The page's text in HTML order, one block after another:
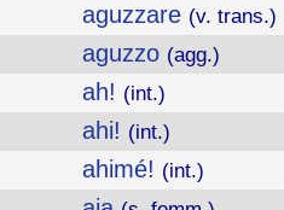
aguzzare (v. trans.)
aguzzo (agg.)
ah! (int.)
ahi! (int.)
ahimé! (int.)